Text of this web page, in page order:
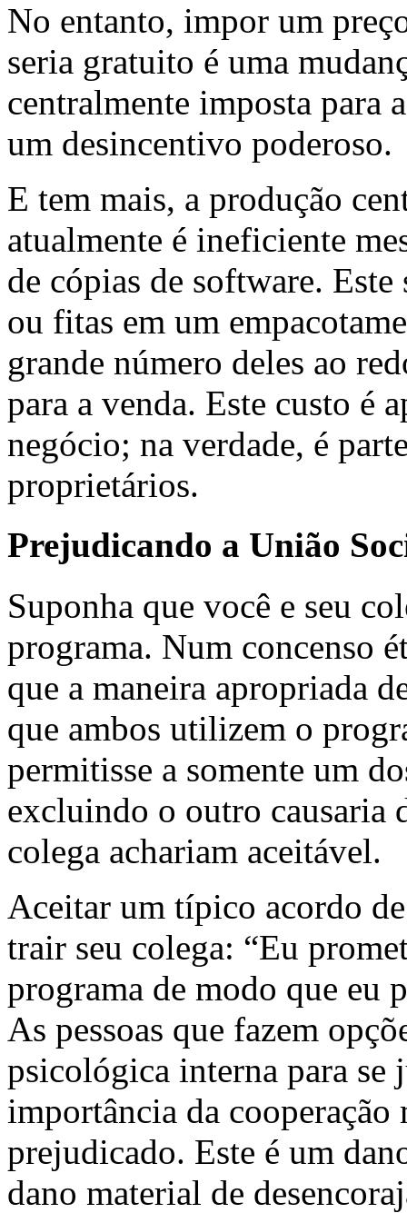
No entanto, impor um
seria gratuito é uma
centralmente imposta para
um desincentivo poderoso.
E tem mais, a produção
atualmente é ineficiente
de cópias de software.
ou fitas em um
grande número deles ao
para a venda. Este custo é
negócio; na verdade, é
proprietários.
Prejudicando a União
Suponha que você e seu
programa. Num concenso
que a maneira apropriada
que ambos utilizem o
permitisse a somente um
excluindo o outro causaria
colega achariam aceitável.
Aceitar um típico acordo
trair seu colega: “Eu
programa de modo que eu
As pessoas que fazem
psicológica interna para se
importância da
prejudicado. Este é um
dano material de